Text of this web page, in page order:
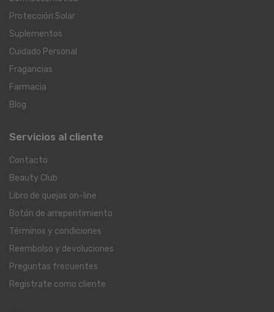
Protección Solar
Suplementos
Cuidado Personal
Fragancias
Farmacia
Blog
Servicios al cliente
Contacto
Beauty Club
Libro de quejas on-line
Botón de arrepentimiento
Términos y condiciones
Reembolso y devoluciones
Preguntas frecuentes
Registrate como cliente